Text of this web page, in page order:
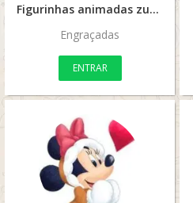
Figurinhas animadas zuera
Engraçadas
ENTRAR